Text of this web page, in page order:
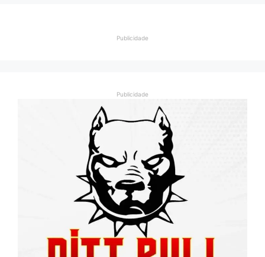
Publicidade
Publicidade